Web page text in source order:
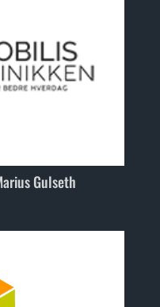
Gulseth